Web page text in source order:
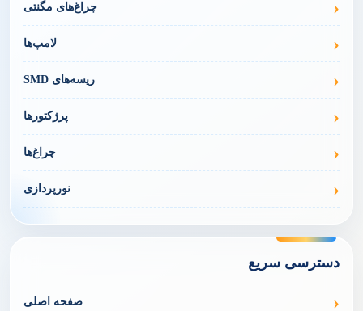
چراغ‌های مگنتی
لامپ‌ها
ریسه‌های SMD
پرژکتورها
چراغ‌ها
نورپردازی
دسترسی سریع
صفحه اصلی